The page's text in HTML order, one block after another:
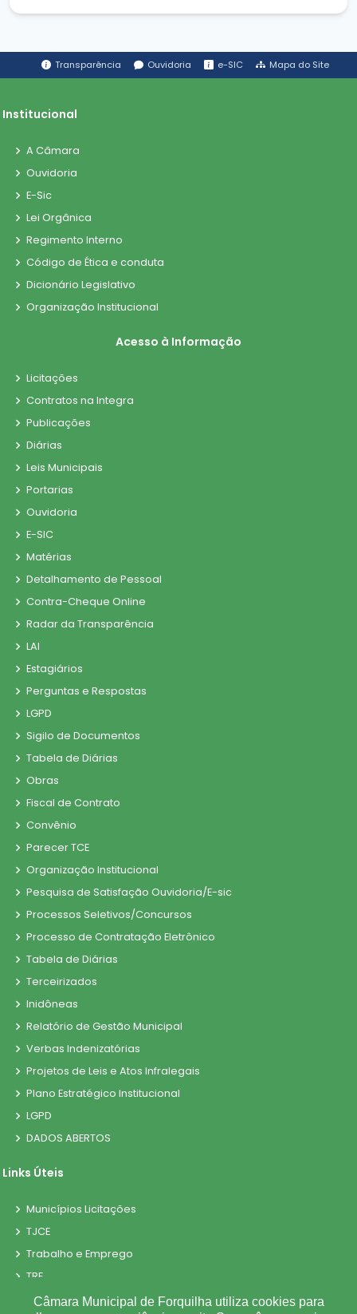
Transparência Ouvidoria e-SIC Mapa do Site
Institucional
A Câmara
Ouvidoria
E-Sic
Lei Orgânica
Regimento Interno
Código de Ética e conduta
Dicionário Legislativo
Organização Institucional
Acesso à Informação
Licitações
Contratos na Integra
Publicações
Diárias
Leis Municipais
Portarias
Ouvidoria
E-SIC
Matérias
Detalhamento de Pessoal
Contra-Cheque Online
Radar da Transparência
LAI
Estagiários
Perguntas e Respostas
LGPD
Sigilo de Documentos
Tabela de Diárias
Obras
Fiscal de Contrato
Convênio
Parecer TCE
Organização Institucional
Pesquisa de Satisfação Ouvidoria/E-sic
Processos Seletivos/Concursos
Processo de Contratação Eletrônico
Tabela de Diárias
Terceirizados
Inidôneas
Relatório de Gestão Municipal
Verbas Indenizatórias
Projetos de Leis e Atos Infralegais
Plano Estratégico Institucional
LGPD
DADOS ABERTOS
Links Úteis
Municípios Licitações
TJCE
Trabalho e Emprego
TRE
TCE
Câmara Municipal de Forquilha utiliza cookies para